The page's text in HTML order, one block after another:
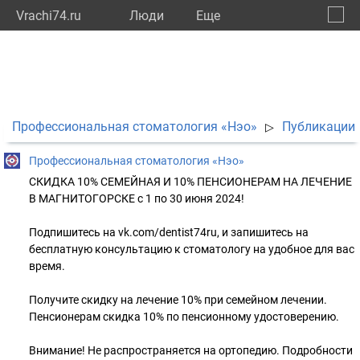
Vrachi74.ru Люди Eще
Профессиональная стоматология «Нэо» ▷ Публикации
Профессиональная стоматология «Нэо»
СКИДКА 10% СЕМЕЙНАЯ И 10% ПЕНСИОНЕРАМ НА ЛЕЧЕНИЕ
В МАГНИТОГОРСКЕ с 1 по 30 июня 2024!
Подпишитесь на vk.com/dentist74ru, и запишитесь на
бесплатную консультацию к стоматологу на удобное для вас
время.
Получите скидку на лечение 10% при семейном лечении.
Пенсионерам скидка 10% по пенсионному удостоверению.
Внимание! Не распространяется на ортопедию. Подробности